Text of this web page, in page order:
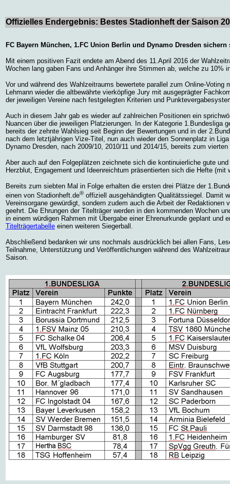
Offizielles Endergebnis: Bestes Stadionheft der Saison
FC Bayern München, 1.FC Union Berlin und Dynamo Dresden
Mit einem positiven Fazit endete am Abend des 11.April 2016 der
Wochen lang gaben Fans und Anhänger ihre Stimmen ab, welche zu 10%
Vor und während des Wahlzeitraums bewertete parallel zum Online-
Lehmann wieder die altbewährte vierköpfige Jury mit ausgeprägter
der jeweiligen Vereine nach festgelegten Kriterien und
Auch in diesem Jahr gab es wieder auf zahlreichen Positionen ein
Nuancen über die jeweiligen Platzierungen. In der Kategorie 1.Bundesliga
bereits der zehnte Wahlsieg seit Beginn der Bewertungen und in der
nach dem letztjährigen Vize-Titel, nun auch wieder den Sonnenplatz in
Dynamo Dresden, nach 2009/10, 2010/11 und 2014/15, bereits zum
Aber auch auf den Folgeplätzen zeichnete sich die kontinuierliche gute
Herzblut, Engagement und Ideenreichtum präsentierten sich die Hefte
Bereits zum siebten Mal in Folge erhalten die ersten drei Plätze der
einen von Stadionheft.de® offiziell ausgehändigten Qualitätssiegel. Damit
Vereinsorgane gewürdigt, sondern zudem auch die Arbeit der
geehrt. Die Ehrungen der Titelträger werden in den kommenden Wochen
in einem würdigen Rahmen mit Übergabe einer Ehrenurkunde geplant und
Titelträgertabelle einen weiteren Siegerball.
Abschließend bedanken wir uns nochmals ausdrücklich bei allen Fans,
Teilnahme, Unterstützung und Veröffentlichungen während des
Saison.